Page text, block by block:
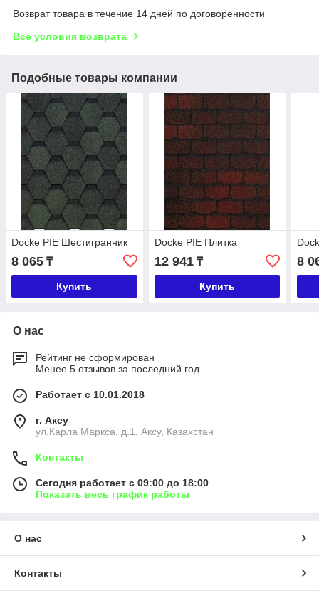
Возврат товара в течение 14 дней по договоренности
Все условия возврата
Подобные товары компании
Docke PIE Шестигранник
8 065 ₸
Купить
Docke PIE Плитка
12 941₸
Купить
8
О нас
Рейтинг не сформирован
Менее 5 отзывов за последний год
Работает с 10.01.2018
г. Аксу
ул.Карла Маркса, д.1, Аксу, Казахстан
Контакты
Сегодня работает с 09:00 до 18:00
Показать весь график работы
О нас
Контакты